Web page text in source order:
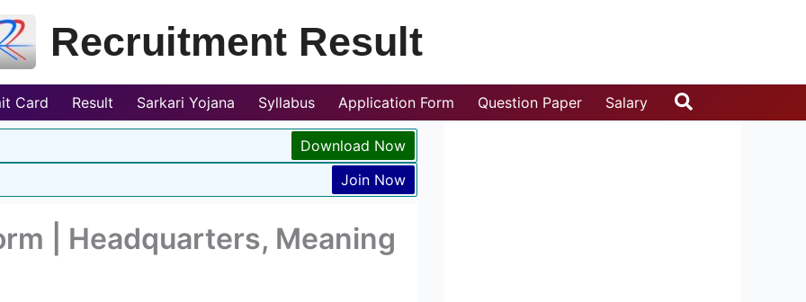
Recruitment Result
Card Result Sarkari Yojana Syllabus Application Form Question Paper Salary Search
Download Now
Join Now
| Headquarters, Meaning